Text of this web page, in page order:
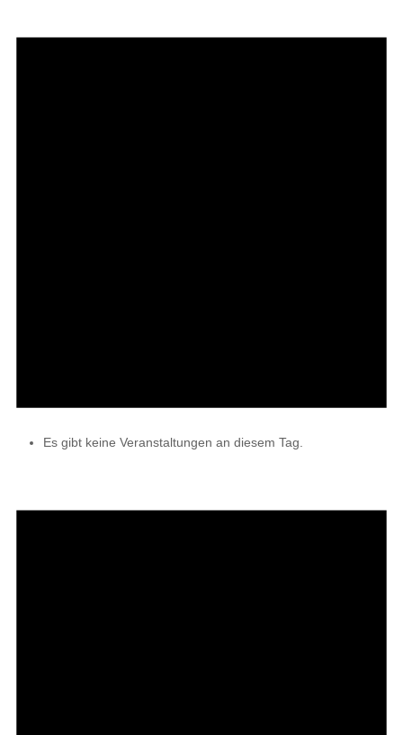
Es gibt keine Veranstaltungen an diesem Tag.